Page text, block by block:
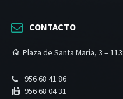
CONTACTO
Plaza de Santa María, 3 –
956 68 41 86
956 68 04 31